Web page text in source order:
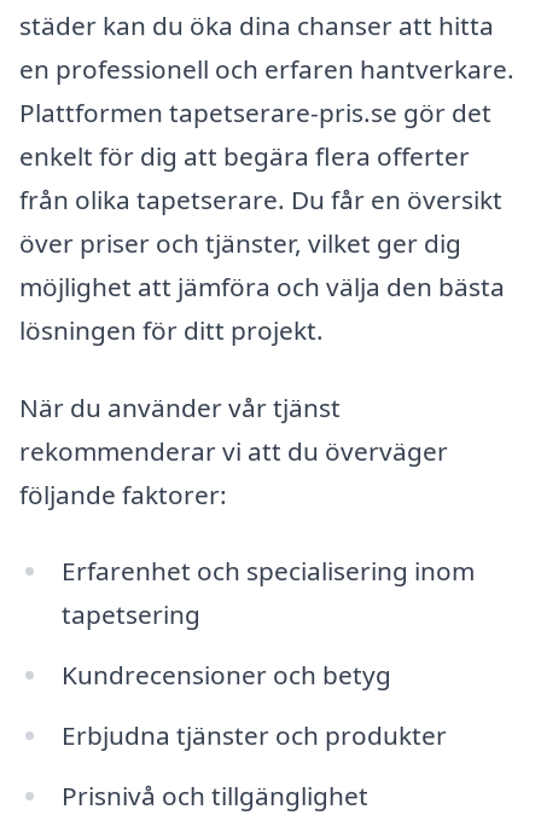
städer kan du öka dina chanser att hitta
en professionell och erfaren hantverkare.
Plattformen tapetserare-pris.se gör det
enkelt för dig att begära flera offerter
från olika tapetserare. Du får en översikt
över priser och tjänster, vilket ger dig
möjlighet att jämföra och välja den bästa
lösningen för ditt projekt.
När du använder vår tjänst
rekommenderar vi att du överväger
följande faktorer:
Erfarenhet och specialisering inom
tapetsering
Kundrecensioner och betyg
Erbjudna tjänster och produkter
Prisnivå och tillgänglighet